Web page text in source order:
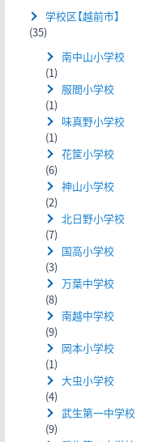
学校区【越前市】
(35)
南中山小学校
(1)
服間小学校
(1)
味真野小学校
(1)
花筐小学校
(6)
神山小学校
(2)
北日野小学校
(7)
国高小学校
(3)
万葉中学校
(8)
南越中学校
(9)
岡本小学校
(1)
大虫小学校
(4)
武生第一中学校
(9)